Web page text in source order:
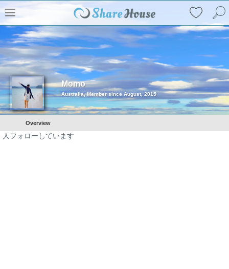
Momo
Australia, Member since August, 2015
Overview
人フォローしています